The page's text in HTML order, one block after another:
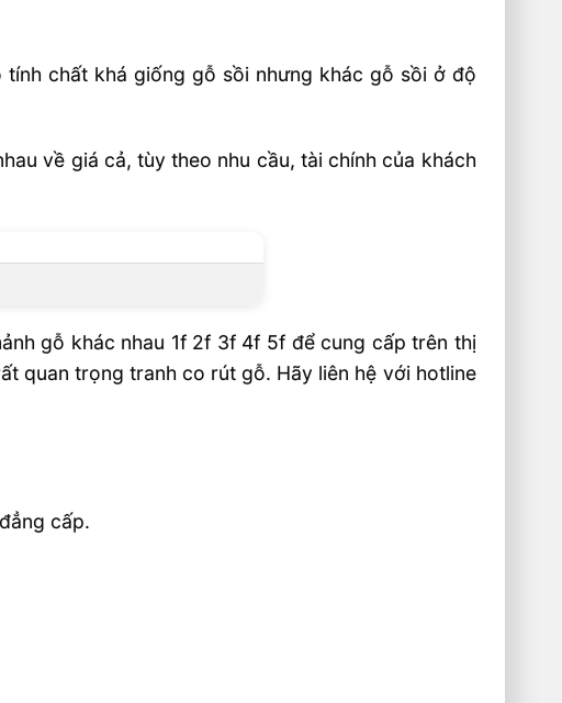
chất khá giống gỗ sồi nhưng khác gỗ sồi ở độ
về giá cả, tùy theo nhu cầu, tài chính của khách
gỗ khác nhau 1f 2f 3f 4f 5f để cung cấp trên thị
quan trọng tranh co rút gỗ. Hãy liên hệ với hotline
cấp.